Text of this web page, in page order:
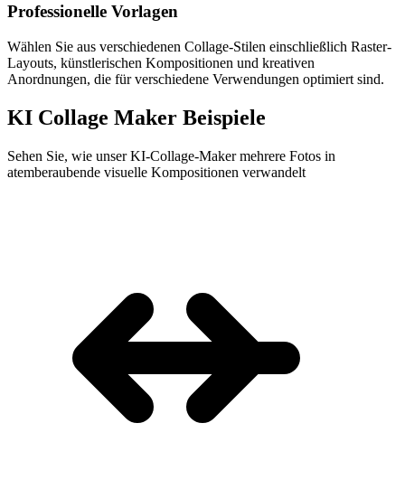
Professionelle Vorlagen
Wählen Sie aus verschiedenen Collage-Stilen einschließlich Raster-
Layouts, künstlerischen Kompositionen und kreativen
Anordnungen, die für verschiedene Verwendungen optimiert sind.
KI Collage Maker Beispiele
Sehen Sie, wie unser KI-Collage-Maker mehrere Fotos in
atemberaubende visuelle Kompositionen verwandelt